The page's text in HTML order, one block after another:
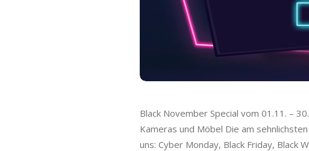
Black November Special vom 01.11. –
Kameras und Möbel Die am
uns: Cyber Monday, Black Friday, Black